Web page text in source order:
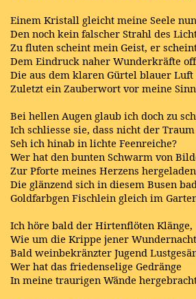
Einem Kristall gleicht meine Seele
Den noch kein falscher Strahl des
Zu fluten scheint mein Geist, er
Dem Eindruck naher Wunderkräfte
Die aus dem klaren Gürtel blauer Luft
Zuletzt ein Zauberwort vor meine
Bei hellen Augen glaub ich doch zu
Ich schliesse sie, dass nicht der
Seh ich hinab in lichte Feenreiche?
Wer hat den bunten Schwarm von
Zur Pforte meines Herzens
Die glänzend sich in diesem Busen
Goldfarbgen Fischlein gleich im
Ich höre bald der Hirtenflöten Klänge,
Wie um die Krippe jener
Bald weinbekränzter Jugend
Wer hat das friedenselige Gedränge
In meine traurigen Wände